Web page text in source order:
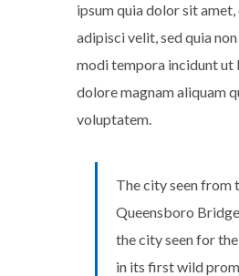
ipsum quia dolor sit
adipisci velit, sed quia
modi tempora incidunt ut
dolore magnam aliquam
voluptatem.
The city seen from
Queensboro
the city seen for
in its first wild